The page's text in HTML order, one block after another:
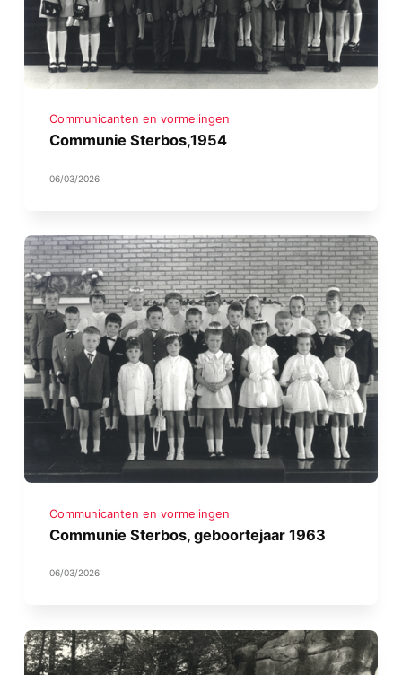
Communicanten en vormelingen
Communie Sterbos,1954
06/03/2026
Communicanten en vormelingen
Communie Sterbos, geboortejaar 1963
06/03/2026